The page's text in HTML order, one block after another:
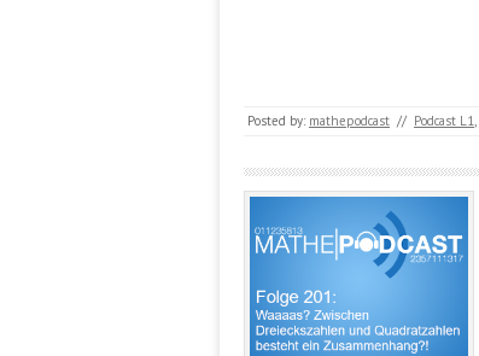
Posted by: mathepodcast // Podcast L1,